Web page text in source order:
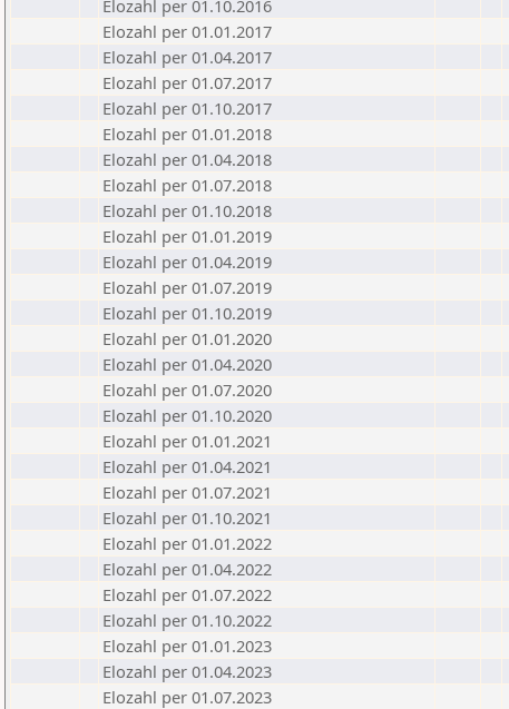
Elozahl per 01.10.2016
Elozahl per 01.01.2017
Elozahl per 01.04.2017
Elozahl per 01.07.2017
Elozahl per 01.10.2017
Elozahl per 01.01.2018
Elozahl per 01.04.2018
Elozahl per 01.07.2018
Elozahl per 01.10.2018
Elozahl per 01.01.2019
Elozahl per 01.04.2019
Elozahl per 01.07.2019
Elozahl per 01.10.2019
Elozahl per 01.01.2020
Elozahl per 01.04.2020
Elozahl per 01.07.2020
Elozahl per 01.10.2020
Elozahl per 01.01.2021
Elozahl per 01.04.2021
Elozahl per 01.07.2021
Elozahl per 01.10.2021
Elozahl per 01.01.2022
Elozahl per 01.04.2022
Elozahl per 01.07.2022
Elozahl per 01.10.2022
Elozahl per 01.01.2023
Elozahl per 01.04.2023
Elozahl per 01.07.2023